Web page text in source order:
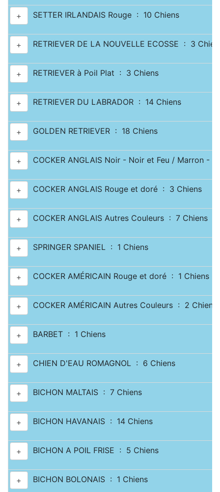
+ SETTER IRLANDAIS Rouge : 10 Chiens
+ RETRIEVER DE LA NOUVELLE ECOSSE : 3
+ RETRIEVER à Poil Plat : 3 Chiens
+ RETRIEVER DU LABRADOR : 14 Chiens
+ GOLDEN RETRIEVER : 18 Chiens
+ COCKER ANGLAIS Noir - Noir et Feu / Marron -
+ COCKER ANGLAIS Rouge et doré : 3 Chiens
+ COCKER ANGLAIS Autres Couleurs : 7 Chiens
+ SPRINGER SPANIEL : 1 Chiens
+ COCKER AMÉRICAIN Rouge et doré : 1 Chiens
+ COCKER AMÉRICAIN Autres Couleurs : 2 Chiens
+ BARBET : 1 Chiens
+ CHIEN D'EAU ROMAGNOL : 6 Chiens
+ BICHON MALTAIS : 7 Chiens
+ BICHON HAVANAIS : 14 Chiens
+ BICHON A POIL FRISE : 5 Chiens
+ BICHON BOLONAIS : 1 Chiens